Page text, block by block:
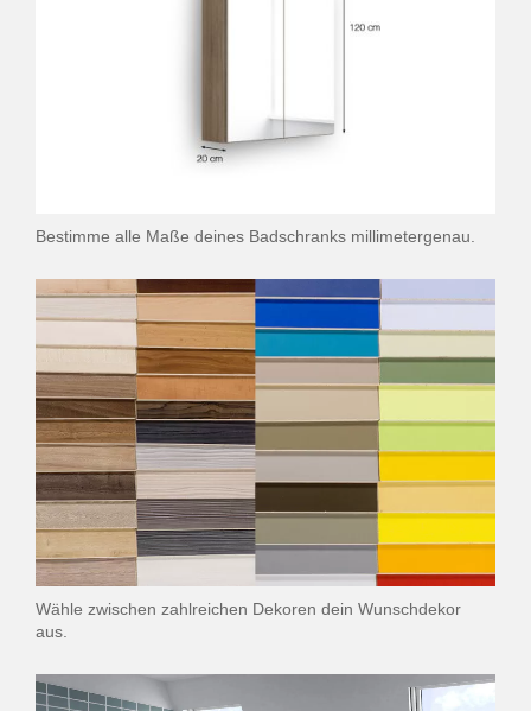
Bestimme alle Maße deines Badschranks millimetergenau.
Wähle zwischen zahlreichen Dekoren dein Wunschdekor
aus.